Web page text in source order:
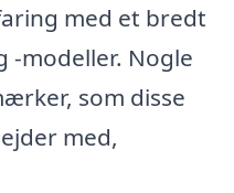
med et bredt
-modeller. Nogle
som disse
med,